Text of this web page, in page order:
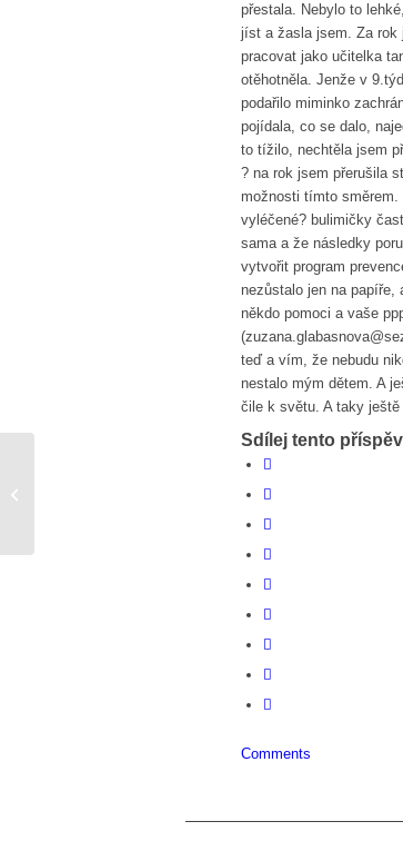
přestala. Nebylo to
jíst a žasla jsem. Za rok
pracovat jako učitelka
otěhotněla. Jenže v
podařilo miminko
pojídala, co se dalo,
to tížilo, nechtěla jsem
? na rok jsem přerušila
možnosti tímto
vyléčené? bulimičky
sama a že následky
vytvořit program
nezůstalo jen na
někdo pomoci a vaše
teď a vím, že nebudu
nestalo mým dětem. A
čile k světu. A taky
Sdílej tento
Comments